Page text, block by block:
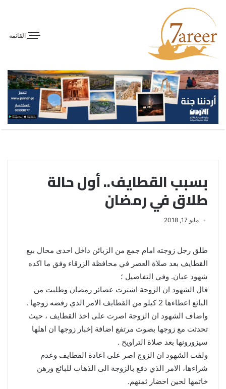
القائمة
بسبب القطايف.. أول حالة
طلاق في رمضان
مايو 17, 2018
طلق رجل زوجته امام جمع من الزبائن داخل احدى محال بيع
القطايف بعد صلاة العصر في محافظة الزرقاء وفق ما اكده
شهود عيان. وفي التفاصيل ؛
قال الشهود ان الزوجة اشترت عصائر رمضان وطلبت من
البائع اعطاءها 2 كيلو من القطايف الامر الذي رفضه زوجها .
واضاف الشهود ان الزوجة اصرت على اخذ القطايف ، حيث
تحدثت مع زوجها بصوت مرتفع اضافة إخبار زوجها ان اهلها
سيزورونها بعد صلاة التراويح .
ولفت الشهود ان الزوج اصر على اعادة القطايف وعدم
شراءها، الامر الذي دفع بالزوجة الى الذهاب للبائع ورهن
خاتمها لحين احضار ثمنهم.